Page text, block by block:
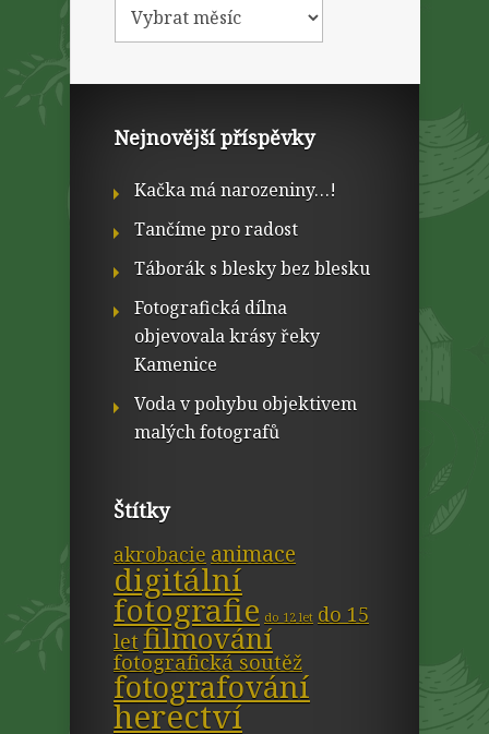
Nejnovější příspěvky
Kačka má narozeniny…!
Tančíme pro radost
Táborák s blesky bez blesku
Fotografická dílna
objevovala krásy řeky
Kamenice
Voda v pohybu objektivem
malých fotografů
Štítky
akrobacie animace
digitální
fotografie do 12 let do 15
let filmování
fotografická soutěž
fotografování
herectví